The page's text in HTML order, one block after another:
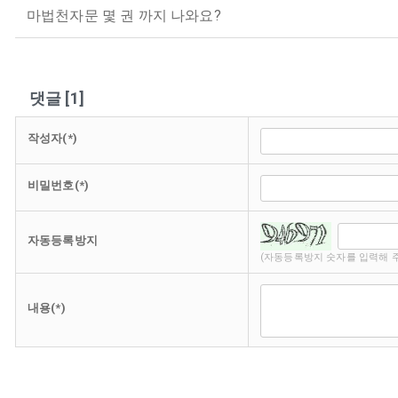
마법천자문 몇 권 까지 나와요?
댓글 [1]
작성자(*)
비밀번호(*)
자동등록방지
(자동등록방지 숫자를 입력해
내용(*)